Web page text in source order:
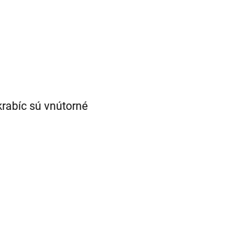
sú vnútorné